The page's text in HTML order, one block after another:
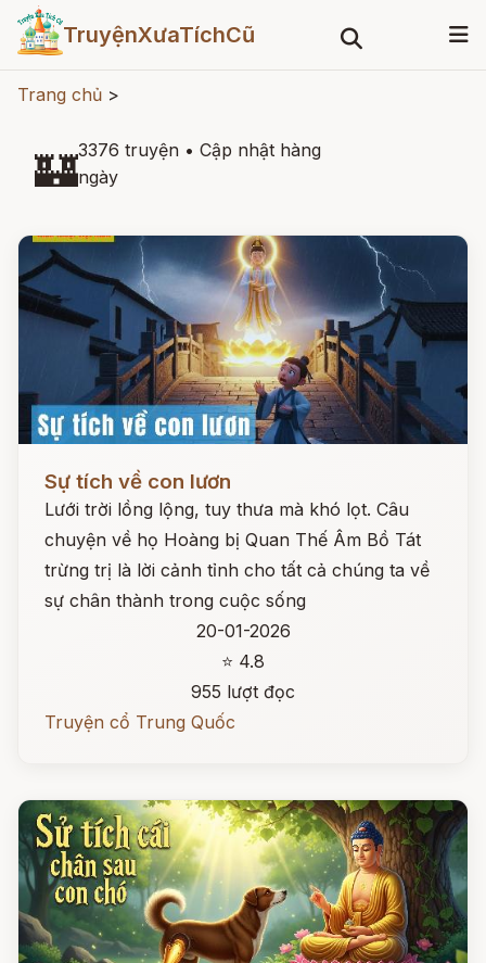
TruyệnXưaTíchCũ
Trang chủ >
🏰3376 truyện • Cập nhật hàng
ngày
Sự tích về con lươn
Lưới trời lồng lộng, tuy thưa mà khó lọt. Câu
chuyện về họ Hoàng bị Quan Thế Âm Bồ Tát
trừng trị là lời cảnh tỉnh cho tất cả chúng ta về
sự chân thành trong cuộc sống
20-01-2026
⭐ 4.8
955 lượt đọc
Truyện cổ Trung Quốc